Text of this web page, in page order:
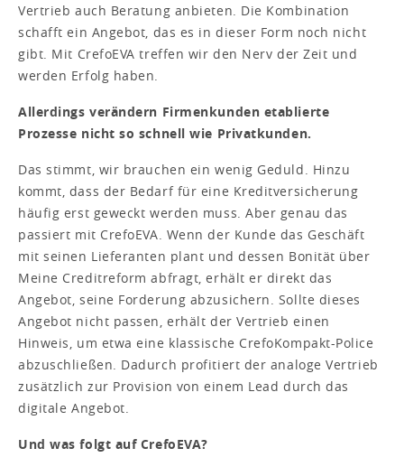
Vertrieb auch Beratung anbieten. Die Kombination
schafft ein Angebot, das es in dieser Form noch nicht
gibt. Mit CrefoEVA treffen wir den Nerv der Zeit und
werden Erfolg haben.
Allerdings verändern Firmenkunden etablierte
Prozesse nicht so schnell wie Privatkunden.
Das stimmt, wir brauchen ein wenig Geduld. Hinzu
kommt, dass der Bedarf für eine Kreditversicherung
häufig erst geweckt werden muss. Aber genau das
passiert mit CrefoEVA. Wenn der Kunde das Geschäft
mit seinen Lieferanten plant und dessen Bonität über
Meine Creditreform abfragt, erhält er direkt das
Angebot, seine Forderung abzusichern. Sollte dieses
Angebot nicht passen, erhält der Vertrieb einen
Hinweis, um etwa eine klassische CrefoKompakt-Police
abzuschließen. Dadurch profitiert der analoge Vertrieb
zusätzlich zur Provision von einem Lead durch das
digitale Angebot.
Und was folgt auf CrefoEVA?